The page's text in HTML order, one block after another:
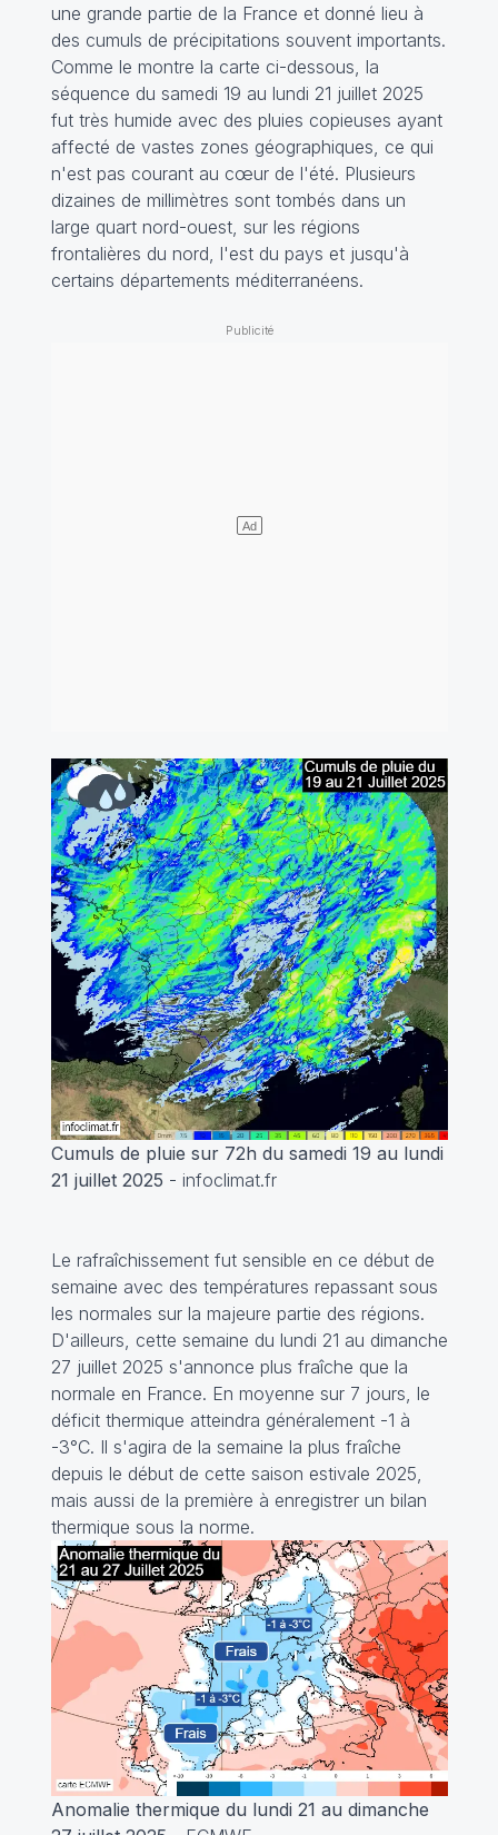
une grande partie de la France et donné lieu à
des cumuls de précipitations souvent importants.
Comme le montre la carte ci-dessous, la
séquence du samedi 19 au lundi 21 juillet 2025
fut très humide avec des pluies copieuses ayant
affecté de vastes zones géographiques, ce qui
n'est pas courant au cœur de l'été. Plusieurs
dizaines de millimètres sont tombés dans un
large quart nord-ouest, sur les régions
frontalières du nord, l'est du pays et jusqu'à
certains départements méditerranéens.
Cumuls de pluie sur 72h du samedi 19 au lundi
21 juillet 2025 - infoclimat.fr
Le rafraîchissement fut sensible en ce début de
semaine avec des températures repassant sous
les normales sur la majeure partie des régions.
D'ailleurs, cette semaine du lundi 21 au dimanche
27 juillet 2025 s'annonce plus fraîche que la
normale en France. En moyenne sur 7 jours, le
déficit thermique atteindra généralement -1 à
-3°C. Il s'agira de la semaine la plus fraîche
depuis le début de cette saison estivale 2025,
mais aussi de la première à enregistrer un bilan
thermique sous la norme.
Anomalie thermique du lundi 21 au dimanche